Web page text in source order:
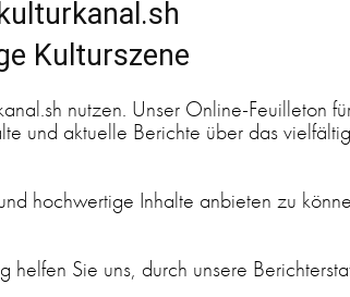
Kulturszene
nutzen. Unser Online-Feuilleton
und aktuelle Berichte über das
hochwertige Inhalte anbieten zu
Sie uns, durch unsere